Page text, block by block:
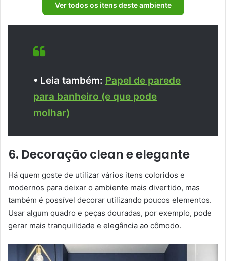
Ver todos os itens deste ambiente
• Leia também: Papel de parede
para banheiro (e que pode
molhar)
6. Decoração clean e elegante
Há quem goste de utilizar vários itens coloridos e
modernos para deixar o ambiente mais divertido, mas
também é possível decorar utilizando poucos elementos.
Usar algum quadro e peças douradas, por exemplo, pode
gerar mais tranquilidade e elegância ao cômodo.